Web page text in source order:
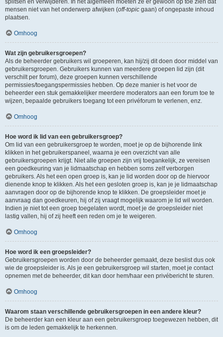
splitsen en verwijderen. In het algemeen moeten ze er gewoon op toe zien dat
mensen niet van het onderwerp afwijken (off-topic gaan) of ongepaste inhoud
plaatsen.
Omhoog
Wat zijn gebruikersgroepen?
Als de beheerder gebruikers wil groeperen, kan hij/zij dit doen door middel van
gebruikersgroepen. Gebruikers kunnen van meerdere groepen lid zijn (dit
verschilt per forum), deze groepen kunnen verschillende
permissies/toegangspermissies hebben. Op deze manier is het voor de
beheerder een stuk gemakkelijker meerdere moderators aan een forum toe te
wijzen, bepaalde gebruikers toegang tot een privéforum te verlenen, enz.
Omhoog
Hoe word ik lid van een gebruikersgroep?
Om lid van een gebruikersgroep te worden, moet je op de bijhorende link
klikken in het gebruikerspaneel, waarna je een overzicht van alle
gebruikersgroepen krijgt. Niet alle groepen zijn vrij toegankelijk, ze vereisen
een goedkeuring van je lidmaatschap en hebben soms zelf verborgen
gebruikers. Als het een open groep is, kan je lid worden door op de hiervoor
dienende knop te klikken. Als het een gesloten groep is, kan je je lidmaatschap
aanvragen door op de bijhorende knop te klikken. De groepsleider moet je
aanvraag dan goedkeuren, hij of zij vraagt mogelijk waarom je lid wil worden.
Indien je niet tot een groep toegelaten wordt, moet je de groepsleider niet
lastig vallen, hij of zij heeft een reden om je te weigeren.
Omhoog
Hoe word ik een groepsleider?
Gebruikersgroepen worden door de beheerder gemaakt, deze beslist dus ook
wie de groepsleider is. Als je een gebruikersgroep wil starten, moet je contact
opnemen met de beheerder, dit kan door hem/haar een privébericht te sturen.
Omhoog
Waarom staan verschillende gebruikersgroepen in een andere kleur?
De beheerder kan een kleur aan een gebruikersgroep toegewezen hebben, dit
is om de leden gemakkelijk te herkennen.